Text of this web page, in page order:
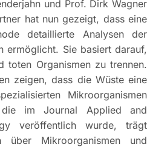
und Prof. Dirk Wagner
hat nun gezeigt, dass eine
detaillierte Analysen der
ermöglicht. Sie basiert darauf,
toten Organismen zu trennen.
zeigen, dass die Wüste eine
Mikroorganismen
im Journal Applied and
veröffentlich wurde, trägt
Mikroorganismen und